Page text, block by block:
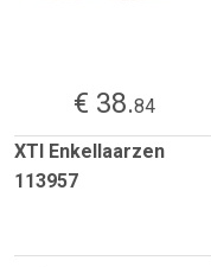
€ 38.84
XTI Enkellaarzen
113957